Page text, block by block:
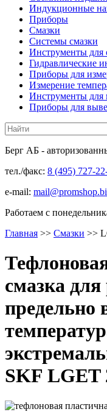
Индукционные
Приборы
Смазки
Системы смазки
Инструменты для
Гидравлические
Приборы для
Измерение
Инструменты
Приборы для
Берг АБ -
тел./факс: 8 (495) 727-
e-mail:
Работаем c
Главная >> Смазки >>
смазка
предельно
SKF LGET